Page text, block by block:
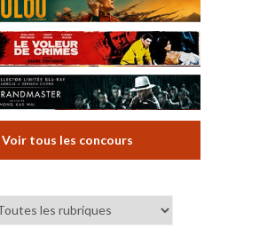
Voir tous les concours